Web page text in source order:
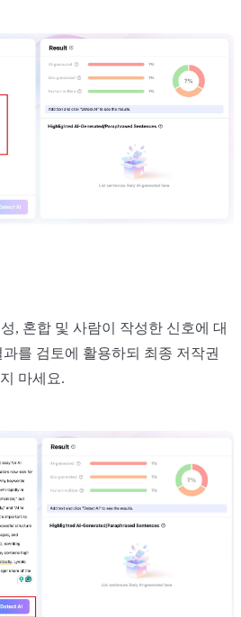
, 혼합 및 사람이 작성한 신호에 대
를 검토에 활용하되 최종 저작권
마세요.